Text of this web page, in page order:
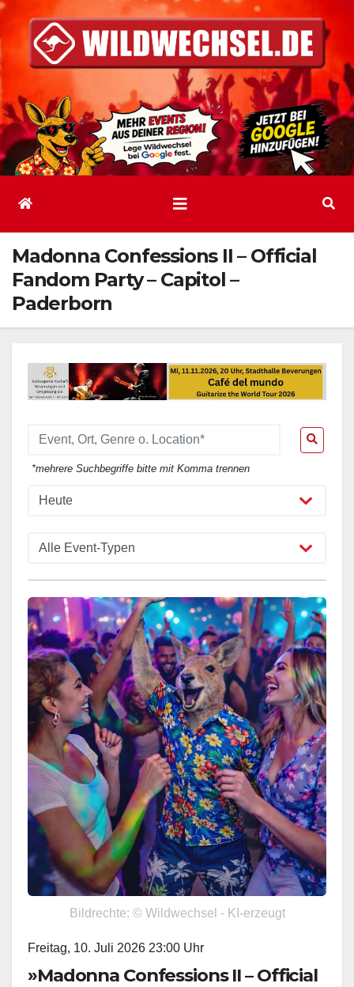
Inhalt
springen
Madonna Confessions II – Official
Fandom Party – Capitol –
Paderborn
*mehrere Suchbegriffe bitte mit Komma trennen
Bildrechte: © Wildwechsel - KI-erzeugt
Freitag, 10. Juli 2026 23:00 Uhr
»Madonna Confessions II – Official